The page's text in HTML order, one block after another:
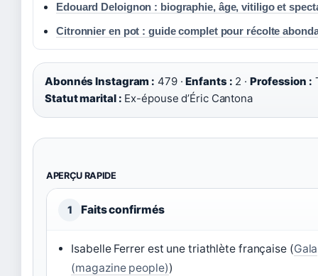
Edouard Deloignon : biographie, âge, vitiligo et
Citronnier en pot : guide complet pour récolte
Abonnés Instagram : 479 ·Enfants : 2 ·Profession :
Statut marital : Ex-épouse d’Éric Cantona
APERÇU RAPIDE
1 Faits confirmés
Isabelle Ferrer est une triathlète française (Gala
(magazine people))